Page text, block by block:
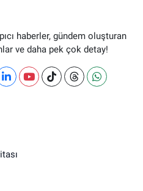
haberler, gündem oluşturan
ve daha pek çok detay!